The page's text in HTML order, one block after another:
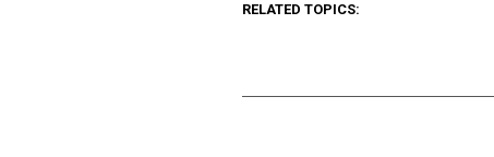
RELATED TOPICS: